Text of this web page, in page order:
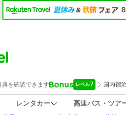
レンタカー
高速バス・ツア